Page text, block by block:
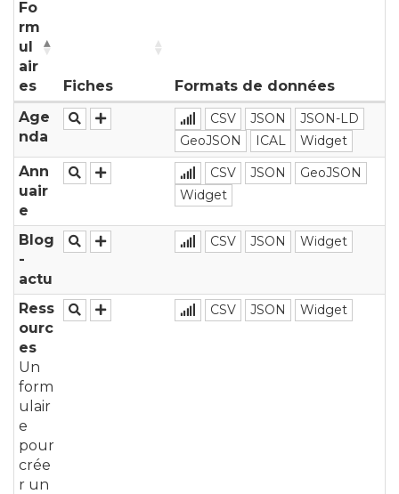
Fo
rm
ul
air
es
Fiches
Formats de données
Age
nda
CSV JSON
JSON-LD
GeoJSON
ICAL Widget
Ann
uair
e
CSV JSON
GeoJSON
Widget
Blog
-
actu
CSV JSON Widget
Ress
ourc
es
Un
form
ulair
e
pour
crée
r un
CSV JSON Widget